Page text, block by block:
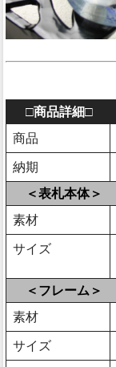
□商品詳細□
商品
納期
＜表札本体＞
素材
サイズ
＜フレーム＞
素材
サイズ